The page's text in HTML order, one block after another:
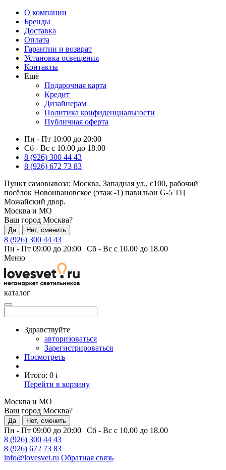
О компании
Бренды
Доставка
Оплата
Гарантии и возврат
Установка освещения
Контакты
Ещё
Подарочная карта
Кредит
Дизайнерам
Политика конфиденциальности
Публичная оферта
Пн - Пт 10:00 до 20:00
Сб - Вс с 10.00 до 18.00
8 (926) 300 44 43
8 (926) 672 73 83
Пункт самовывоза: Москва, Западная ул., с100, рабочий
посёлок Новоивановское (этаж -1) павильон G-5 ТЦ
Можайский двор.
Москва и МО
Ваш город Москва?
Да Нет, сменить
8 (926) 300 44 43
Пн - Пт 09:00 до 20:00 | Сб - Вс с 10.00 до 18.00
Меню
каталог
Здравствуйте
авторизоваться
Зарегистрироваться
Посмотреть
Итого: 0 i
Перейти в корзину
Москва и МО
Ваш город Москва?
Да Нет, сменить
Пн - Пт 09:00 до 20:00 | Сб - Вс с 10.00 до 18.00
8 (926) 300 44 43
8 (926) 672 73 83
info@lovesvet.ru Обратная связь